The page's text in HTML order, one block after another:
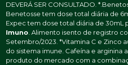
DEVERÁ SER CONSULTADO.
Benetosse tem dose total diária de
Expec tem dose total diária de 30mL
Imuno . Alimento isento de registro
Setembro/2023. *Vitamina C e Zinco
do sistema imune. Cafeína e arginina
produto do mercado com a